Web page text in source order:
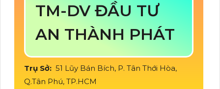
TM-DV ĐẦU TƯ
AN THÀNH PHÁT
Trụ Sở: 51 Lũy Bán Bích, P. Tân Thới Hòa,
Q.Tân Phú, TP.HCM